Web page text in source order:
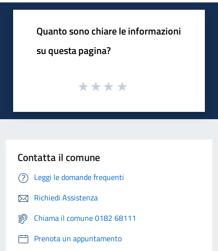
Quanto sono chiare le informazioni
su questa pagina?
Contatta il comune
Leggi le domande frequenti
Richiedi Assistenza
Chiama il comune 0182 68111
Prenota un appuntamento